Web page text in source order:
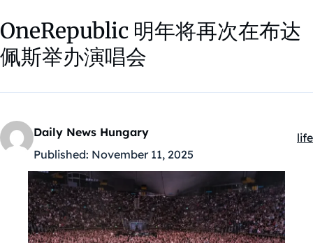
OneRepublic 明年将再次在布达
佩斯举办演唱会
Daily News Hungary
Published: November 11, 2025
life